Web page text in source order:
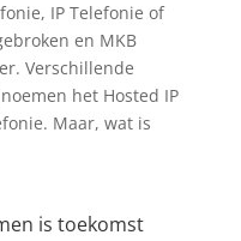
IP Telefonie of
en MKB
Verschillende
het Hosted IP
Maar, wat is
is toekomst